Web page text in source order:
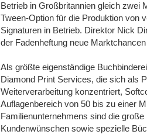
Betrieb in Großbritannien gleich zwei
Tween-Option für die Produktion von
Signaturen in Betrieb. Direktor Nick
der Fadenheftung neue
Als größte eigenständige
Diamond Print Services, die sich als
Weiterverarbeitung konzentriert,
Auflagenbereich von 50 bis zu einer
Familienunternehmens sind die
Kundenwünschen sowie spezielle